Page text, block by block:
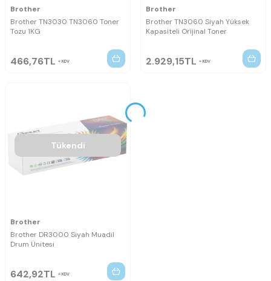
Brother
Brother TN3030 TN3060 Toner
Tozu 1KG
466,76TL KDV
Brother
Brother TN3060 Siyah Yüksek
Kapasiteli Orijinal Toner
2.929,15TL KDV
Tükendi
Brother
Brother DR3000 Siyah Muadil
Drum Ünitesi
642,92TL KDV